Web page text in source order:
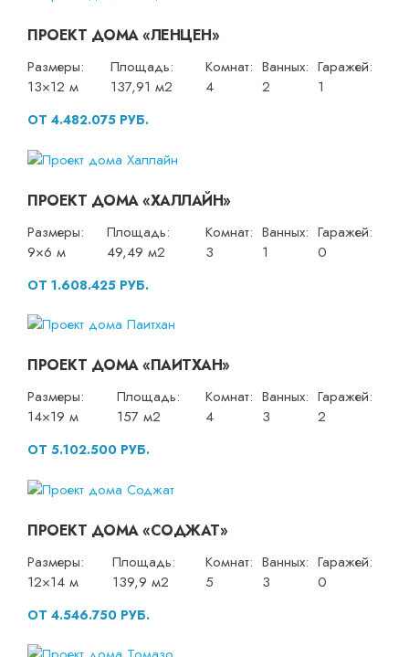
ПРОЕКТ ДОМА «ЛЕНЦЕН»
Размеры:
13×12 м
Площадь:
137,91 м2
Комнат:
4
Ванных:
2
Гаражей:
1
ОТ 4.482.075 РУБ.
ПРОЕКТ ДОМА «ХАЛЛАЙН»
Размеры:
9×6 м
Площадь:
49,49 м2
Комнат:
3
Ванных:
1
Гаражей:
0
ОТ 1.608.425 РУБ.
ПРОЕКТ ДОМА «ПАИТХАН»
Размеры:
14×19 м
Площадь:
157 м2
Комнат:
4
Ванных:
3
Гаражей:
2
ОТ 5.102.500 РУБ.
ПРОЕКТ ДОМА «СОДЖАТ»
Размеры:
12×14 м
Площадь:
139,9 м2
Комнат:
5
Ванных:
3
Гаражей:
0
ОТ 4.546.750 РУБ.